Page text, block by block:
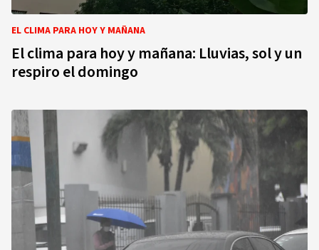
EL CLIMA PARA HOY Y MAÑANA
El clima para hoy y mañana: Lluvias, sol y un
respiro el domingo